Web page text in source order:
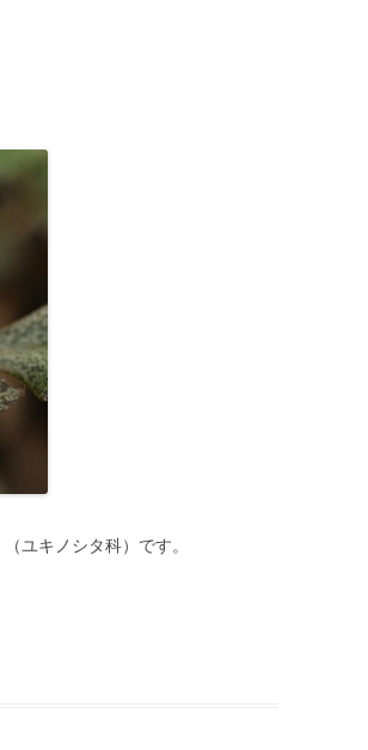
（ユキノシタ科）です。